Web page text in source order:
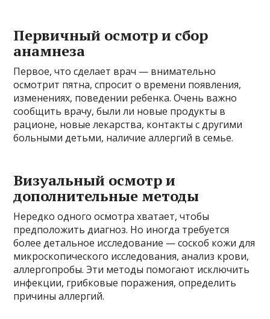
Первичный осмотр и сбор
анамнеза
Первое, что сделает врач — внимательно
осмотрит пятна, спросит о времени появления,
изменениях, поведении ребенка. Очень важно
сообщить врачу, были ли новые продукты в
рационе, новые лекарства, контакты с другими
больными детьми, наличие аллергий в семье.
Визуальный осмотр и
дополнительные методы
Нередко одного осмотра хватает, чтобы
предположить диагноз. Но иногда требуется
более детальное исследование — соскоб кожи для
микроскопического исследования, анализ крови,
аллергопробы. Эти методы помогают исключить
инфекции, грибковые поражения, определить
причины аллергий.